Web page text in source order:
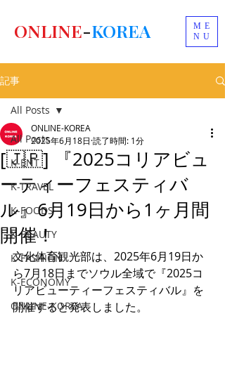
ME
NU
ONLINE-KOREA
記事
All Posts
K-ENT
K-TRAVEL
K-FOODS
K-BEAUTY
K-FASHION
K-ECONOMY
ONLINE-KOREA
All Posts
[🇯🇵] 『2025コリアビュ
ーティーフェスティバ
ル』6月19日から1ヶ月間
開催！
ONLINE-KOREA
2025年6月18日 読了時間: 1分
文化体育観光部は、2025年6月19日か
ら7月18日までソウル全域で『2025コ
リアビューティーフェスティバル』を
開催すると発表しました。